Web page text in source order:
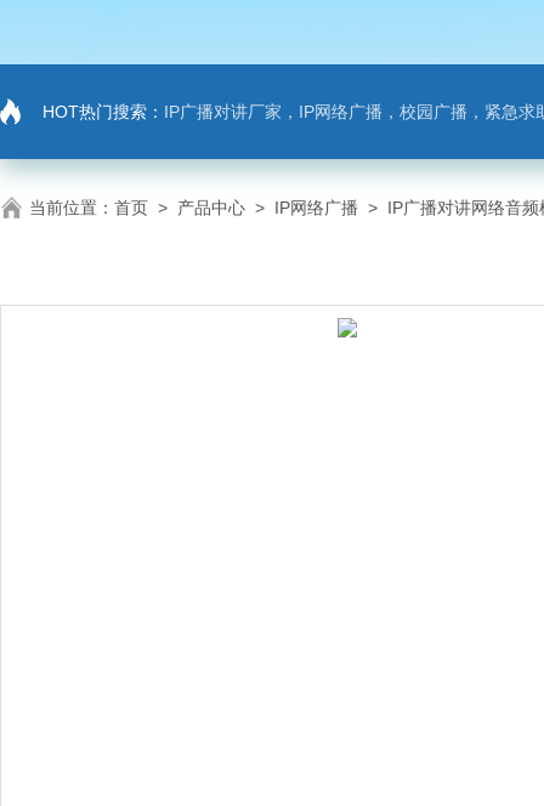
HOT热门搜索： IP广播对讲厂家，IP网络广播，校园广播，紧急求助，IP广播对讲系
当前位置： 首页 > 产品中心 > IP网络广播 > IP广播对讲网络音频